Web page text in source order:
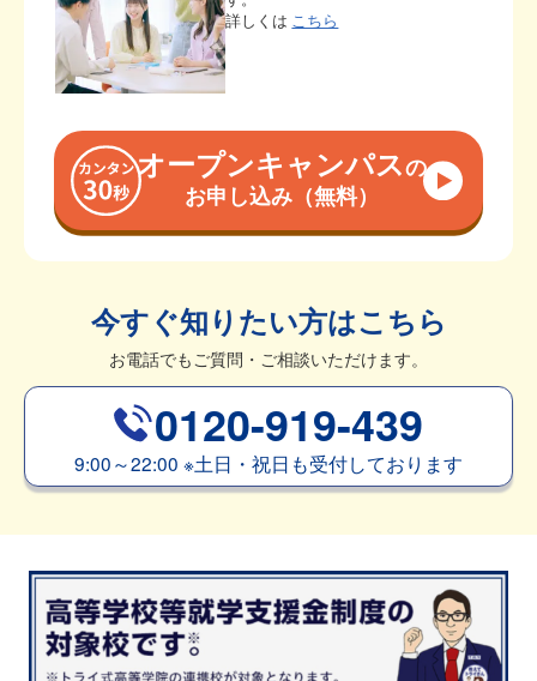
詳しくは こちら
オープンキャンパスの
お申し込み（無料）
今すぐ知りたい方はこちら
お電話でもご質問・ご相談いただけます。
0120-919-439
9:00～22:00 ※土日・祝日も受付しております